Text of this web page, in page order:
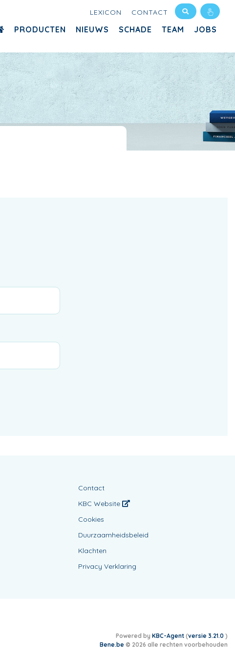
LEXICON CONTACT
PRODUCTEN NIEUWS SCHADE TEAM JOBS
Contact
KBC Website
Cookies
Duurzaamheidsbeleid
Klachten
Privacy Verklaring
Powered by KBC-Agent (versie 3.21.0 )
Bene.be © 2026 alle rechten voorbehouden